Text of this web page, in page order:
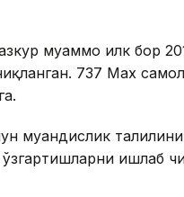
муаммо илк бор
737 Max
муҳандислик
ишлаб